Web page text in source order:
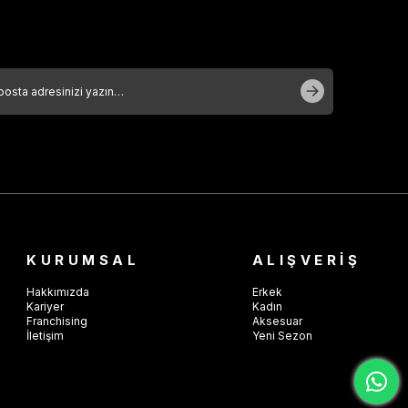
KURUMSAL
Hakkımızda
Kariyer
Franchising
İletişim
ALIŞVERİŞ
Erkek
Kadın
Aksesuar
Yeni Sezon